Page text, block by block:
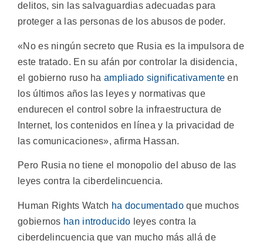
delitos, sin las salvaguardias adecuadas para
proteger a las personas de los abusos de poder.
«No es ningún secreto que Rusia es la impulsora de
este tratado. En su afán por controlar la disidencia,
el gobierno ruso haampliado significativamente en
los últimos años las leyes y normativas que
endurecen el control sobre la infraestructura de
Internet, los contenidos en línea y la privacidad de
las comunicaciones», afirma Hassan.
Pero Rusia no tiene el monopolio del abuso de las
leyes contra la ciberdelincuencia.
Human Rights Watch ha documentadoque muchos
gobiernos han introducido leyes contra la
ciberdelincuencia que van mucho más allá de